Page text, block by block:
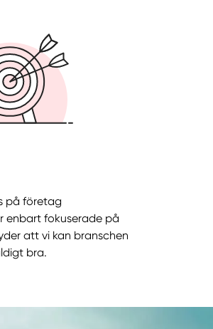
på företag
enbart fokuserade på
att vi kan branschen
bra.